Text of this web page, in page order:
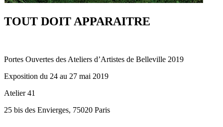
TOUT DOIT APPARAITRE
Portes Ouvertes des Ateliers d’Artistes de Belleville 2019
Exposition du 24 au 27 mai 2019
Atelier 41
25 bis des Envierges, 75020 Paris